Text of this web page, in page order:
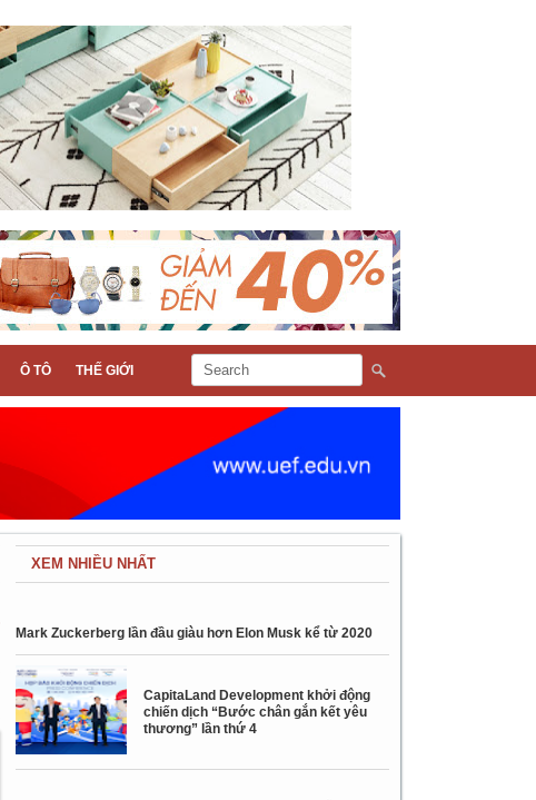
Ô TÔ THẾ GIỚI
XEM NHIỀU NHẤT
Mark Zuckerberg lần đầu giàu hơn Elon Musk kể từ 2020
CapitaLand Development khởi động
chiến dịch “Bước chân gắn kết yêu
thương” lần thứ 4